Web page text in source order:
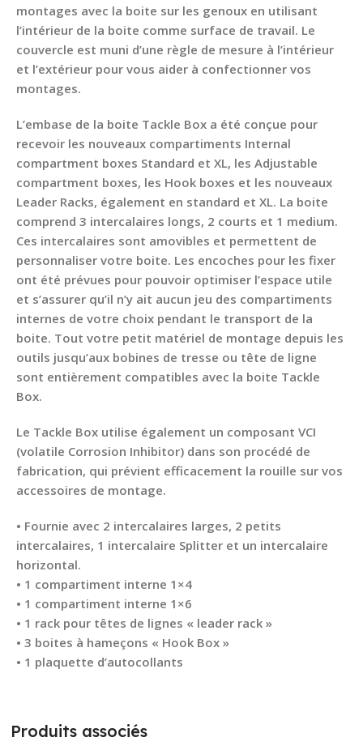
montages avec la boite sur les genoux en utilisant
l’intérieur de la boite comme surface de travail. Le
couvercle est muni d’une règle de mesure à l’intérieur
et l’extérieur pour vous aider à confectionner vos
montages.
L’embase de la boite Tackle Box a été conçue pour
recevoir les nouveaux compartiments Internal
compartment boxes Standard et XL, les Adjustable
compartment boxes, les Hook boxes et les nouveaux
Leader Racks, également en standard et XL. La boite
comprend 3 intercalaires longs, 2 courts et 1 medium.
Ces intercalaires sont amovibles et permettent de
personnaliser votre boite. Les encoches pour les fixer
ont été prévues pour pouvoir optimiser l’espace utile
et s’assurer qu’il n’y ait aucun jeu des compartiments
internes de votre choix pendant le transport de la
boite. Tout votre petit matériel de montage depuis les
outils jusqu’aux bobines de tresse ou tête de ligne
sont entièrement compatibles avec la boite Tackle
Box.
Le Tackle Box utilise également un composant VCI
(volatile Corrosion Inhibitor) dans son procédé de
fabrication, qui prévient efficacement la rouille sur vos
accessoires de montage.
• Fournie avec 2 intercalaires larges, 2 petits
intercalaires, 1 intercalaire Splitter et un intercalaire
horizontal.
• 1 compartiment interne 1×4
• 1 compartiment interne 1×6
• 1 rack pour têtes de lignes « leader rack »
• 3 boites à hameçons « Hook Box »
• 1 plaquette d’autocollants
Produits associés